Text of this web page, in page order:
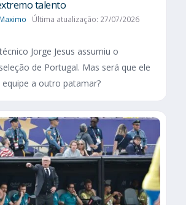
talento
Última atualização: 27/07/2026
Jorge Jesus assumiu o
de Portugal. Mas será que ele
a outro patamar?